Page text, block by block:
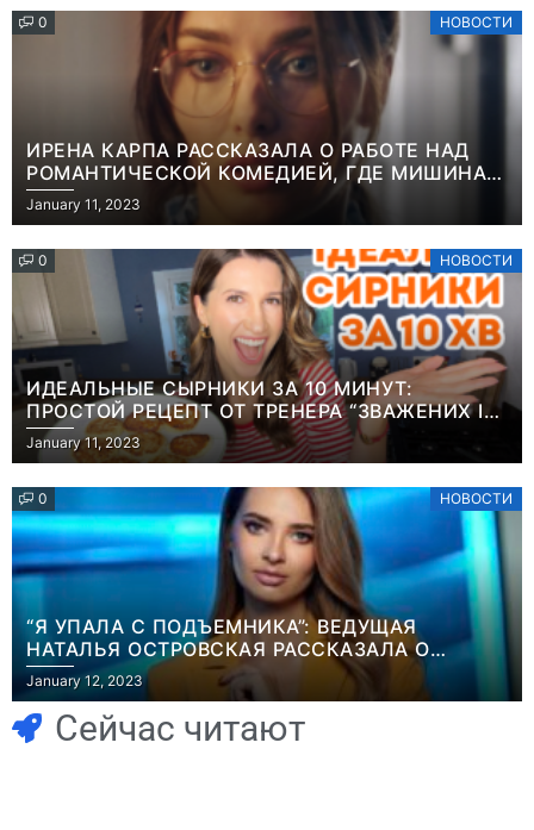
0 НОВОСТИ
ИРЕНА КАРПА РАССКАЗАЛА О РАБОТЕ НАД
РОМАНТИЧЕСКОЙ КОМЕДИЕЙ, ГДЕ МИШИНА В
РОЛИ МАТЕРИ-ОДИНОЧКИ
January 11, 2023
0 НОВОСТИ
ИДЕАЛЬНЫЕ СЫРНИКИ ЗА 10 МИНУТ:
ПРОСТОЙ РЕЦЕПТ ОТ ТРЕНЕРА “ЗВАЖЕНИХ І
ЩАСЛИВИХ” АНИТЫ ЛУЦЕНКО
January 11, 2023
0 НОВОСТИ
“Я УПАЛА С ПОДЪЕМНИКА”: ВЕДУЩАЯ
НАТАЛЬЯ ОСТРОВСКАЯ РАССКАЗАЛА О
НЕПРИЯТНОМ ИНЦИДЕНТЕ В ЗИМНИХ
КАРПАТАХ
January 12, 2023
Сейчас читают
Игры
Новичок-геймер
Голливуд
скупает